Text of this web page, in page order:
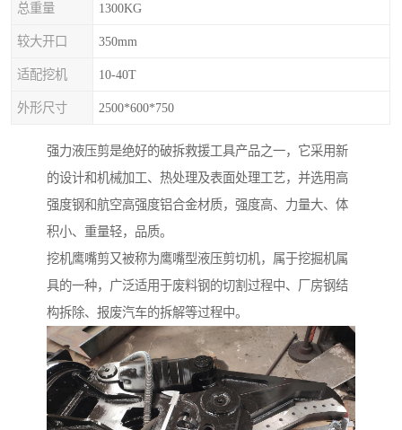
总重量 1300KG
较大开口 350mm
适配挖机 10-40T
外形尺寸 2500*600*750
强力液压剪是绝好的破拆救援工具产品之一，它采用新
的设计和机械加工、热处理及表面处理工艺，并选用高
强度钢和航空高强度铝合金材质，强度高、力量大、体
积小、重量轻，品质。
挖机鹰嘴剪又被称为鹰嘴型液压剪切机，属于挖掘机属
具的一种，广泛适用于废料钢的切割过程中、厂房钢结
构拆除、报废汽车的拆解等过程中。